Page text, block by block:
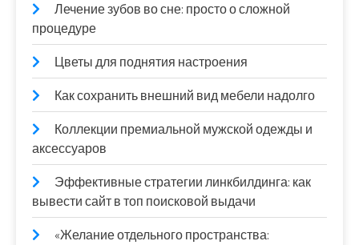
Лечение зубов во сне: просто о сложной
процедуре
Цветы для поднятия настроения
Как сохранить внешний вид мебели надолго
Коллекции премиальной мужской одежды и
аксессуаров
Эффективные стратегии линкбилдинга: как
вывести сайт в топ поисковой выдачи
«Желание отдельного пространства: